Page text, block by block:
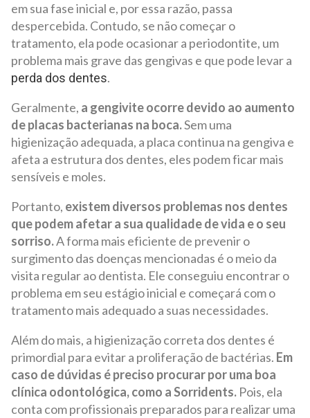
em sua fase inicial e, por essa razão, passa
despercebida. Contudo, se não começar o
tratamento, ela pode ocasionar a periodontite, um
problema mais grave das gengivas e que pode levar a
perda dos dentes.
Geralmente, a gengivite ocorre devido ao aumento
de placas bacterianas na boca.Sem uma
higienização adequada, a placa continua na gengiva e
afeta a estrutura dos dentes, eles podem ficar mais
sensíveis e moles.
Portanto, existem diversos problemas nos dentes
que podem afetar a sua qualidade de vida e o seu
sorriso.A forma mais eficiente de prevenir o
surgimento das doenças mencionadas é o meio da
visita regular ao dentista. Ele conseguiu encontrar o
problema em seu estágio inicial e começará com o
tratamento mais adequado a suas necessidades.
Além do mais, a higienização correta dos dentes é
primordial para evitar a proliferação de bactérias. Em
caso de dúvidas é preciso procurar por uma boa
clínica odontológica, como a Sorridents. Pois, ela
conta com profissionais preparados para realizar uma